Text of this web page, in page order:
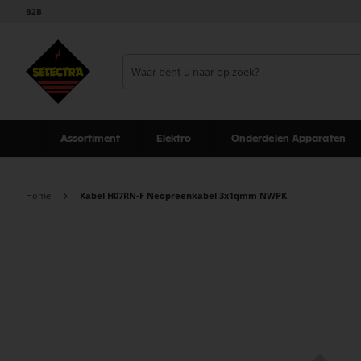
B2B
Assortiment Elektro Onderdelen Apparaten
Home Kabel H07RN-F Neopreenkabel 3x1qmm NWPK